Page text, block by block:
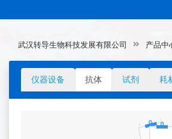
武汉转导生物科技发展有限公司 产品中
仪器设备 抗体 试剂 耗